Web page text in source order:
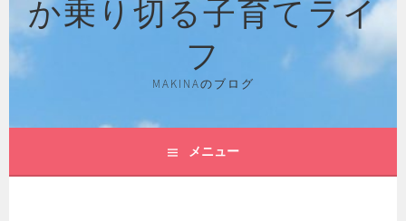
フ
MAKINAのブログ
メニュー